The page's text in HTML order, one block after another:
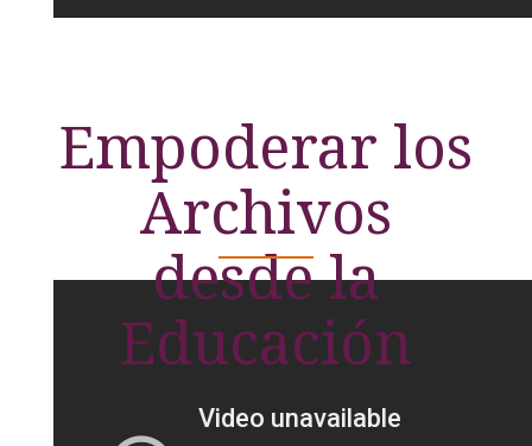
Empoderar los
Archivos
desde la
Educación